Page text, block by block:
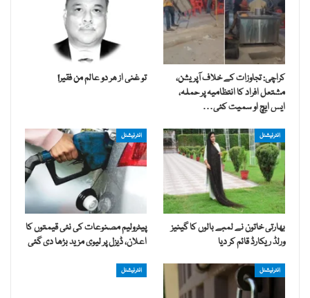
کراچی: تجاوزات کے خلاف آپریشن،
مشتعل افراد کا انتظامیہ پر حملہ،
ایس ایچ او سمیت کئی…
تو غنی از ھر دو عالم من فقیر!
انٹرنیشنل
بھارتی خاتون نے لمبے بالوں کا گینیز
ورلڈ ریکارڈ قائم کر دیا
انٹرنیشنل
پیٹرولیم مصنوعات کی نئی قیمتوں کا
اعلان، ڈیزل پر لیوی مزید بڑھا دی گئی
انٹرنیشنل انٹرنیشنل